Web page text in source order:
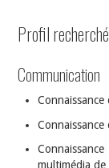
Profil recherché
Communication
Connaissance
multimédia de